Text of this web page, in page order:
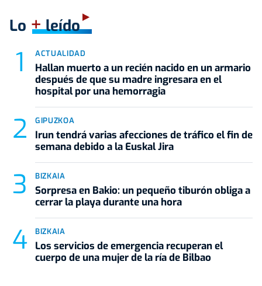
Lo +leído
ACTUALIDAD
Hallan muerto a un recién nacido en un armario
después de que su madre ingresara en el
hospital por una hemorragia
GIPUZKOA
Irun tendrá varias afecciones de tráfico el fin de
semana debido a la Euskal Jira
BIZKAIA
Sorpresa en Bakio: un pequeño tiburón obliga a
cerrar la playa durante una hora
BIZKAIA
Los servicios de emergencia recuperan el
cuerpo de una mujer de la ría de Bilbao